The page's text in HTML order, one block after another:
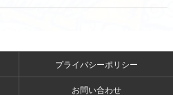
プライバシーポリシー
お問い合わせ